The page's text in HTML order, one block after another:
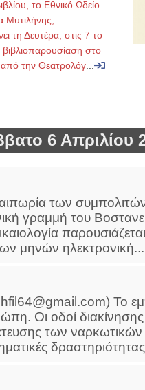
το Εθνικό Ωδείο
Μυτιλήνης,
τη Δευτέρα, στις 7 το
στο
την Θεατρολόγ
6 Απριλίου
των
γραμμή του
μηνών ηλεκτρονική...
Το
Οι οδοί
των